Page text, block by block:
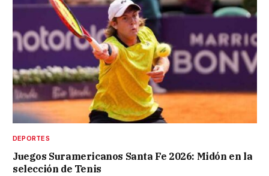
DEPORTES
Juegos Suramericanos Santa Fe 2026: Midón en la
selección de Tenis